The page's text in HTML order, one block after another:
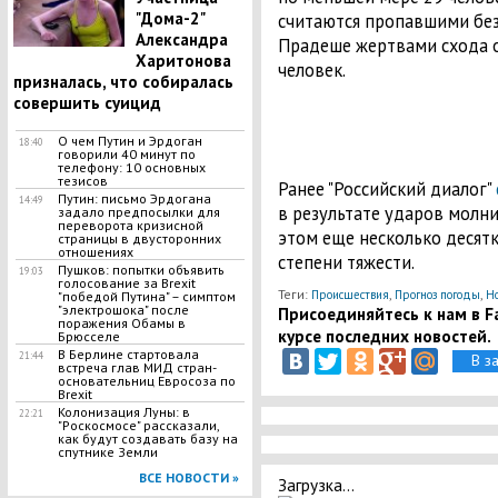
"Дома-2"
Александра
Харитонова
призналась, что собиралась
совершить суицид
18:40
О чем Путин и Эрдоган
говорили 40 минут по
телефону: 10 основных
тезисов
14:49
Путин: письмо Эрдогана
задало предпосылки для
переворота кризисной
страницы в двусторонних
отношениях
19:03
Пушков: попытки объявить
голосование за Brexit
"победой Путина" – симптом
"электрошока" после
поражения Обамы в
Брюсселе
21:44
В Берлине стартовала
встреча глав МИД стран-
основательниц Евросоза по
Brexit
22:21
Колонизация Луны: в
"Роскосмосе" рассказали,
как будут создавать базу на
спутнике Земли
ВСЕ НОВОСТИ »
считаются пропавшими
Прадеше жертвами схода
человек.
Ранее "Российский диалог"
в результате ударов
этом еще несколько
степени тяжести.
Теги: Происшествия Прогноз погоды
Присоединяйтесь к нам в
курсе последних новостей.
В
Загрузка...